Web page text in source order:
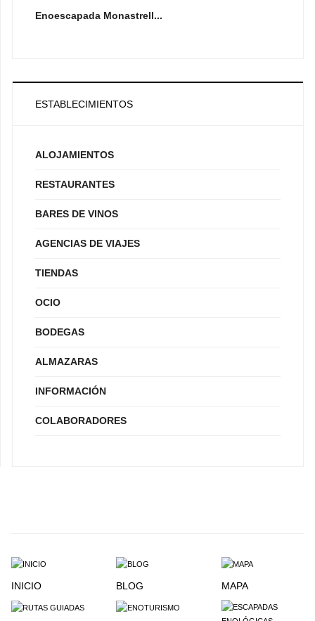
Enoescapada Monastrell...
ESTABLECIMIENTOS
ALOJAMIENTOS
RESTAURANTES
BARES DE VINOS
AGENCIAS DE VIAJES
TIENDAS
OCIO
BODEGAS
ALMAZARAS
INFORMACIÓN
COLABORADORES
INICIO BLOG MAPA